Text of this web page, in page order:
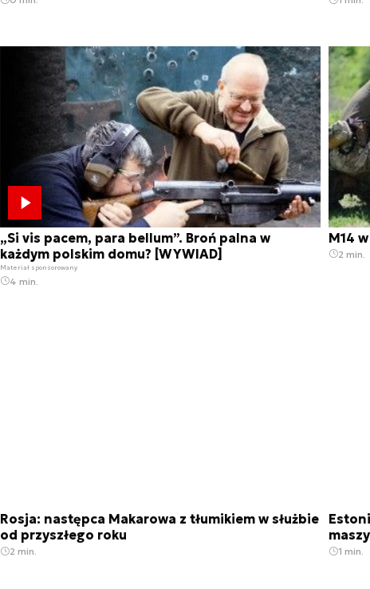
„Si vis pacem, para bellum”. Broń palna w
każdym polskim domu? [WYWIAD]
Materiał sponsorowany
4 min.
M14
2 min.
Rosja: następca Makarowa z tłumikiem w służbie
od przyszłego roku
2 min. 1 min.